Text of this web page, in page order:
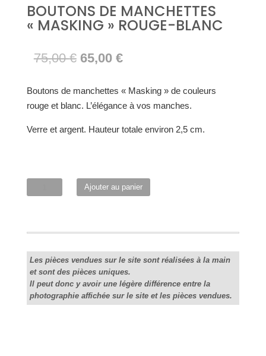
BOUTONS DE MANCHETTES
« MASKING » ROUGE-BLANC
75,00€ Le
initial
était :
65,00 €Le
actuel
est :
Boutons de manchettes « Masking » de couleurs
rouge et blanc. L’élégance à vos manches.
Verre et argent. Hauteur totale environ 2,5 cm.
de
"Masking"
rouge-
blanc
Ajouter au panier
Les pièces vendues sur le site sont réalisées à la main
et sont des pièces uniques.
Il peut donc y avoir une légère différence entre la
photographie affichée sur le site et les pièces vendues.